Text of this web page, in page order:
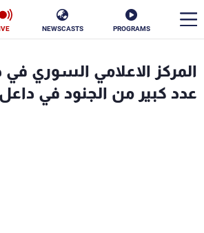
PROGRAMS
NEWSCASTS
المركز الاعلامي السوري
عدد كبير من الجنود في
الأخبار